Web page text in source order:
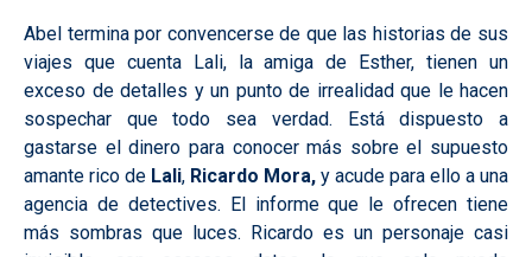
Abel termina por convencerse de que las historias de sus
viajes que cuenta Lali, la amiga de Esther, tienen un
exceso de detalles y un punto de irrealidad que le hacen
sospechar que todo sea verdad. Está dispuesto a
gastarse el dinero para conocer más sobre el supuesto
amante rico de Lali, Ricardo Mora, y acude para ello a una
agencia de detectives. El informe que le ofrecen tiene
más sombras que luces. Ricardo es un personaje casi